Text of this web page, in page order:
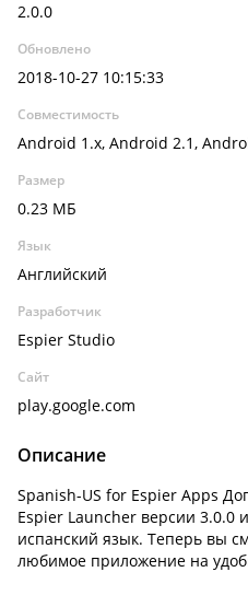
2.0.0
Обновлено
2018-10-27 10:15:33
Совместимость
Android 1.x, Android 2.1,
Размер
0.23 МБ
Язык
Английский
Разработчик
Espier Studio
Сайт
play.google.com
Описание
Spanish-US for Espier Apps
Espier Launcher версии
испанский язык. Теперь вы
любимое приложение на